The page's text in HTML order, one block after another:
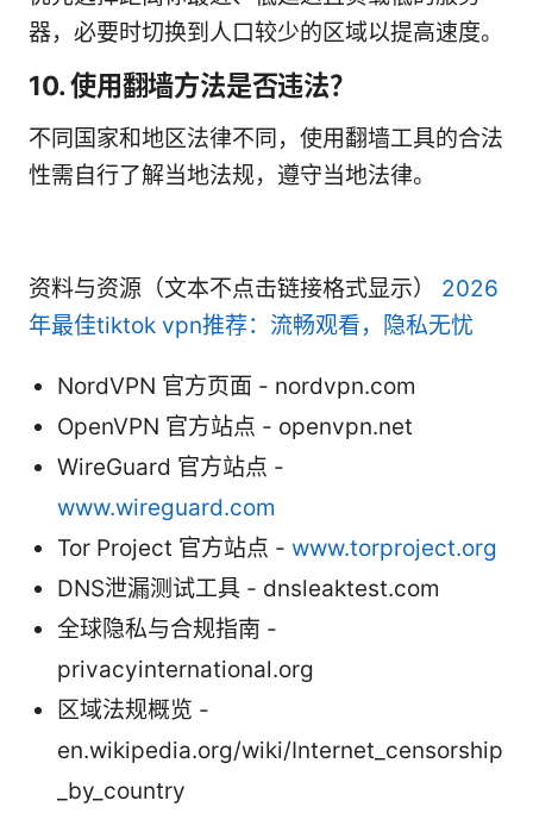
器，必要时切换到人口较少的区域以提高速度。
10. 使用翻墙方法是否违法？
不同国家和地区法律不同，使用翻墙工具的合法
性需自行了解当地法规，遵守当地法律。
资料与资源（文本不点击链接格式显示） 2026
年最佳tiktok vpn推荐：流畅观看，隐私无忧
NordVPN 官方页面 - nordvpn.com
OpenVPN 官方站点 - openvpn.net
WireGuard 官方站点 -
www.wireguard.com
Tor Project 官方站点 - www.torproject.org
DNS泄漏测试工具 - dnsleaktest.com
全球隐私与合规指南 -
privacyinternational.org
区域法规概览 -
en.wikipedia.org/wiki/Internet_censorship
_by_country